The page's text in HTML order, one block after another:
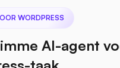
WORDPRESS
AI-agent